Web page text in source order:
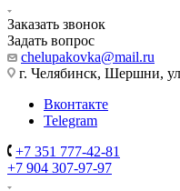
Заказать звонок
Задать вопрос
chelupakovka@mail.ru
г. Челябинск, Шершни,
Вконтакте
Telegram
+7 351 777-42-81
+7 904 307-97-97